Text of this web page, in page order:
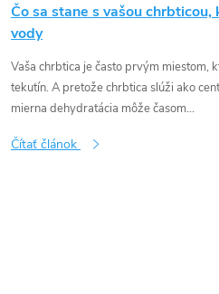
Čo sa stane s vašou
vody
Vaša chrbtica je často prvým miestom,
tekutín. A pretože chrbtica slúži ako
mierna dehydratácia môže časom...
Čítať článok